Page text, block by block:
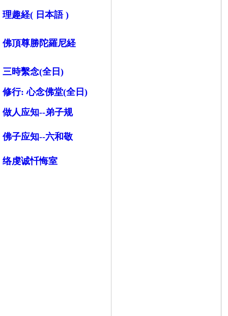
理趣経( 日本語 )
佛頂尊勝陀羅尼経
三時繫念(全日)
修行:心念佛堂(全日)
做人应知--弟子规
佛子应知--六和敬
络虔诚忏悔室